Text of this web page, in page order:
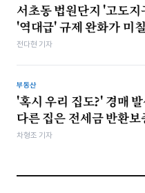
서초동 법원단지 '고도지
'역대급' 규제 완화가 미
전다현 기자
부동산
'혹시 우리 집도?' 경매
다른 집은 전세금 반환
차형조 기자